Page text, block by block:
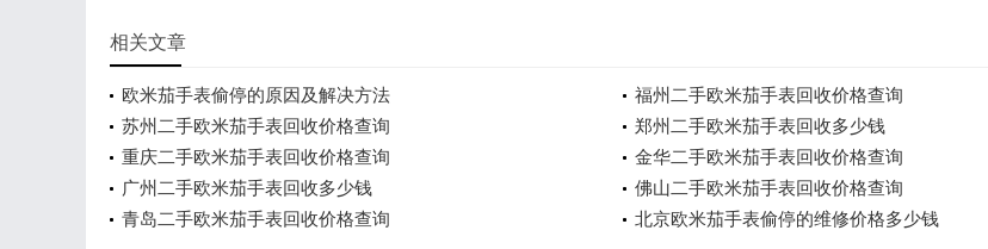
相关文章
欧米茄手表偷停的原因及解决方法
福州二手欧米茄手表回收价格查询
苏州二手欧米茄手表回收价格查询
郑州二手欧米茄手表回收多少钱
重庆二手欧米茄手表回收价格查询
金华二手欧米茄手表回收价格查询
广州二手欧米茄手表回收多少钱
佛山二手欧米茄手表回收价格查询
青岛二手欧米茄手表回收价格查询
北京欧米茄手表偷停的维修价格多少钱